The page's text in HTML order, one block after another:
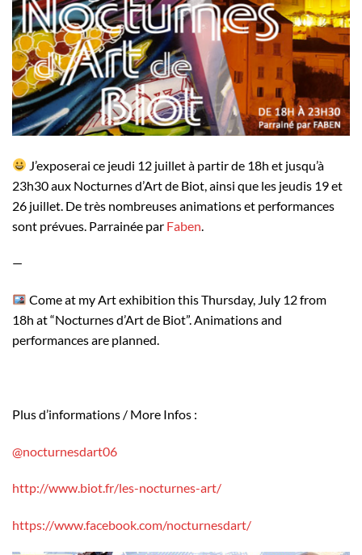
J’exposerai ce jeudi 12 juillet à partir de 18h et jusqu’à
23h30 aux Nocturnes d’Art de Biot, ainsi que les jeudis 19 et
26 juillet. De très nombreuses animations et performances
sont prévues. Parrainée par Faben
—
Come at my Art exhibition this Thursday, July 12 from
18h at “Nocturnes d’Art de Biot”. Animations and
performances are planned.
Plus d’informations / More Infos :
@nocturnesdart06
http://www.biot.fr/les-nocturnes-art/
https://www.facebook.com/nocturnesdart/